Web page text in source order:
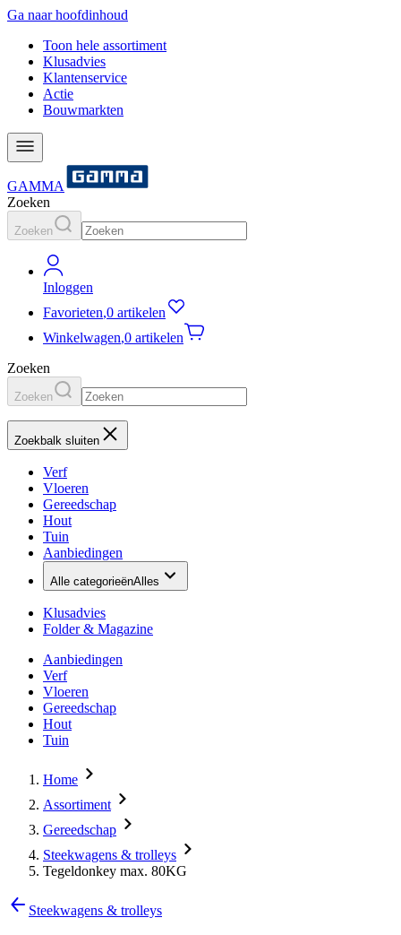
Ga naar hoofdinhoud
Toon hele assortiment
Klusadvies
Klantenservice
Actie
Bouwmarkten
GAMMA
Zoeken
Zoeken
Inloggen
Favorieten,0 artikelen
Winkelwagen,0 artikelen
Zoeken
Zoeken
Zoekbalk sluiten
Verf
Vloeren
Gereedschap
Hout
Tuin
Aanbiedingen
Alle categorieënAlles
Klusadvies
Folder & Magazine
Aanbiedingen
Verf
Vloeren
Gereedschap
Hout
Tuin
Home
Assortiment
Gereedschap
Steekwagens & trolleys
Tegeldonkey max. 80KG
Steekwagens & trolleys